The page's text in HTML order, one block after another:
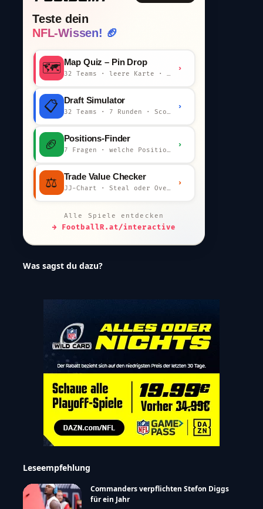
Teste dein
NFL-Wissen! 🏈
🗺️ Map Quiz – Pin Drop
32 Teams · leere Karte · km-Wertung
›
📋 Draft Simulator
32 Teams · 7 Runden · Scout-Kommentar
›
🏈 Positions-Finder
7 Fragen · welche Position bist du?
›
⚖️ Trade Value Checker
JJ-Chart · Steal oder Overpay?
›
Alle Spiele entdecken
→ FootballR.at/interactive
Was sagst du dazu?
Leseempfehlung
Commanders verpflichten Stefon Diggs
für ein Jahr